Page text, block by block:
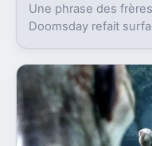
Une phrase des
Doomsday refait